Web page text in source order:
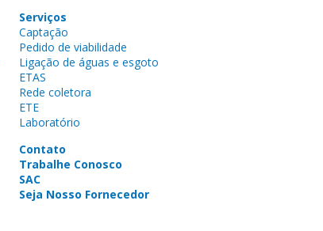
Serviços
Captação
Pedido de viabilidade
Ligação de águas e esgoto
ETAS
Rede coletora
ETE
Laboratório
Contato
Trabalhe Conosco
SAC
Seja Nosso Fornecedor